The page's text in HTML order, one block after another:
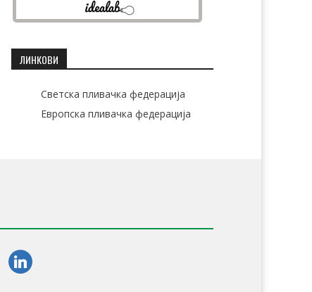
ЛИНКОВИ
Светска пливачка федерација
Европска пливачка федерација
linkedin